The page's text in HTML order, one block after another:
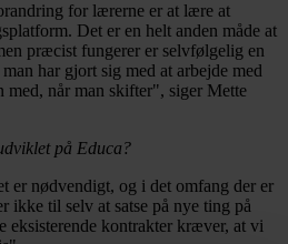
for lærerne er at lære at
Det er en helt anden måde at
præcist fungerer er selvfølgelig en
har gjort sig med at arbejde med
med, når man skifter", siger Mette
på Educa?
er nødvendigt, og i det omfang der er
ikke til selv at satse på nye ting på
eksisterende kontrakter kræver, at vi